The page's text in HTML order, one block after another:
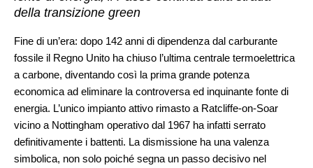
della transizione green
Fine di un’era: dopo 142 anni di dipendenza dal carburante
fossile il Regno Unito ha chiuso l’ultima centrale termoelettrica
a carbone, diventando così la prima grande potenza
economica ad eliminare la controversa ed inquinante fonte di
energia. L’unico impianto attivo rimasto a Ratcliffe-on-Soar
vicino a Nottingham operativo dal 1967 ha infatti serrato
definitivamente i battenti. La dismissione ha una valenza
simbolica, non solo poiché segna un passo decisivo nel